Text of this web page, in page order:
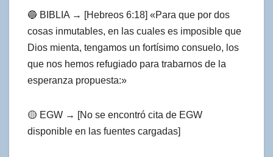
🔵 BIBLIA → [Hebreos 6:18] «Para que por dos
cosas inmutables, en las cuales es imposible que
Dios mienta, tengamos un fortísimo consuelo, los
que nos hemos refugiado para trabarnos de la
esperanza propuesta:»
🟡 EGW → [No se encontró cita de EGW
disponible en las fuentes cargadas]